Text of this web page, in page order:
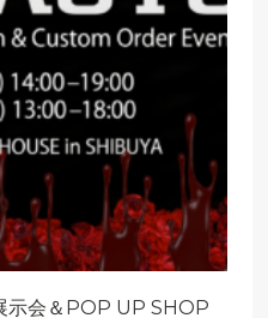
示会＆POP UP SHOP